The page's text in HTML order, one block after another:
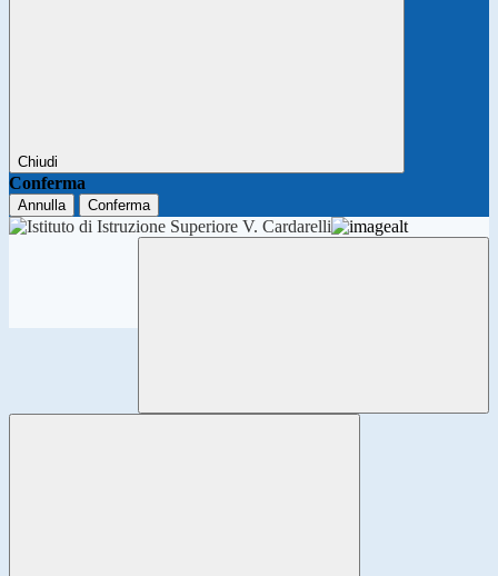
Chiudi
Conferma
Annulla Conferma